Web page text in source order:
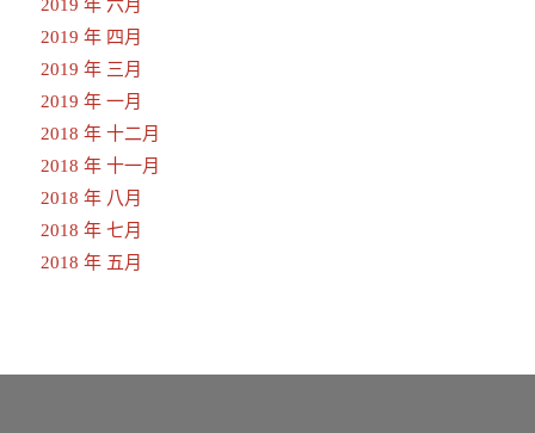
2019 年 六月
2019 年 四月
2019 年 三月
2019 年 一月
2018 年 十二月
2018 年 十一月
2018 年 八月
2018 年 七月
2018 年 五月